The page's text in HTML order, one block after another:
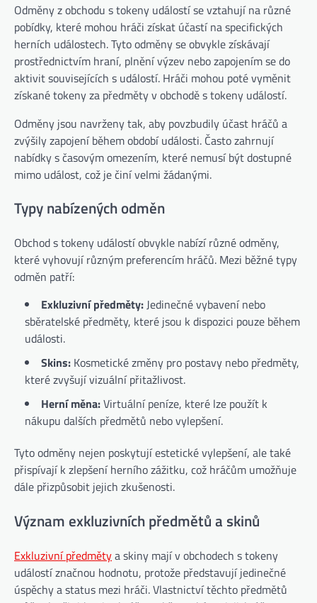
Odměny z obchodu s tokeny událostí se vztahují na různé
pobídky, které mohou hráči získat účastí na specifických
herních událostech. Tyto odměny se obvykle získávají
prostřednictvím hraní, plnění výzev nebo zapojením se do
aktivit souvisejících s událostí. Hráči mohou poté vyměnit
získané tokeny za předměty v obchodě s tokeny událostí.
Odměny jsou navrženy tak, aby povzbudily účast hráčů a
zvýšily zapojení během období události. Často zahrnují
nabídky s časovým omezením, které nemusí být dostupné
mimo událost, což je činí velmi žádanými.
Typy nabízených odměn
Obchod s tokeny událostí obvykle nabízí různé odměny,
které vyhovují různým preferencím hráčů. Mezi běžné typy
odměn patří:
Exkluzivní předměty:Jedinečné vybavení nebo
sběratelské předměty, které jsou k dispozici pouze během
události.
Skins: Kosmetické změny pro postavy nebo předměty,
které zvyšují vizuální přitažlivost.
Herní měna:Virtuální peníze, které lze použít k
nákupu dalších předmětů nebo vylepšení.
Tyto odměny nejen poskytují estetické vylepšení, ale také
přispívají k zlepšení herního zážitku, což hráčům umožňuje
dále přizpůsobit jejich zkušenosti.
Význam exkluzivních předmětů a skinů
Exkluzivní předmětya skiny mají v obchodech s tokeny
událostí značnou hodnotu, protože představují jedinečné
úspěchy a status mezi hráči. Vlastnictví těchto předmětů